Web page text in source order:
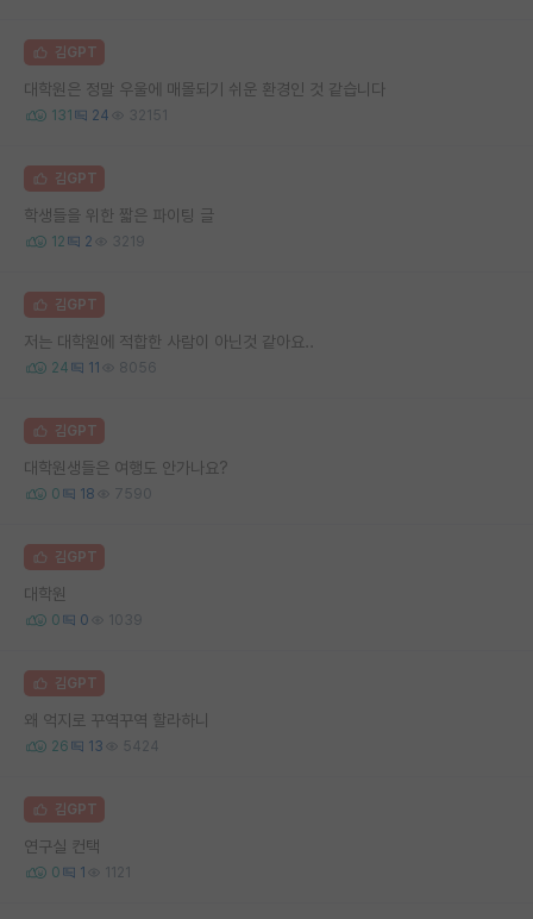
김GPT
대학원은 정말 우울에 매몰되기 쉬운 환경인 것 같습니다
131 24 32151
김GPT
학생들을 위한 짧은 파이팅 글
12 2 3219
김GPT
저는 대학원에 적합한 사람이 아닌것 같아요..
24 11 8056
김GPT
대학원생들은 여행도 안가나요?
0 18 7590
김GPT
대학원
0 0 1039
김GPT
왜 억지로 꾸역꾸역 할라하니
26 13 5424
김GPT
연구실 컨택
0 1 1121